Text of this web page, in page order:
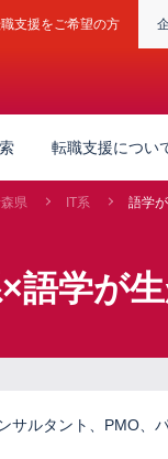
支援をご希望の方
転職支援につい
県 IT系 語学
×語学が
サルタント、PMO、